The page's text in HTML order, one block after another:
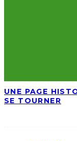
UNE PAGE
SE TOURNER